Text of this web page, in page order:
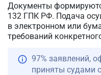
Документы
132 ГПК РФ. Подача
в электронном или
требований
97% заявлений,
приняты судами